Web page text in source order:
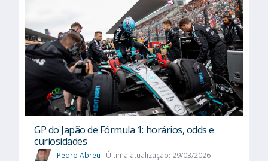
GP do Japão de Fórmula 1: horários, odds e
curiosidades
Pedro Abreu Última atualização: 29/03/2026